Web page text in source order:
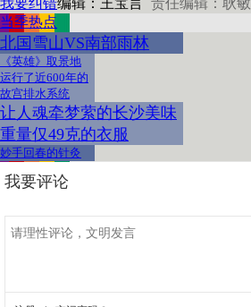
当季热点
北国雪山VS南部雨林
《英雄》取景地
运行了近600年的
故宫排水系统
让人魂牵梦萦的长沙美味
重量仅49克的衣服
妙手回春的针灸